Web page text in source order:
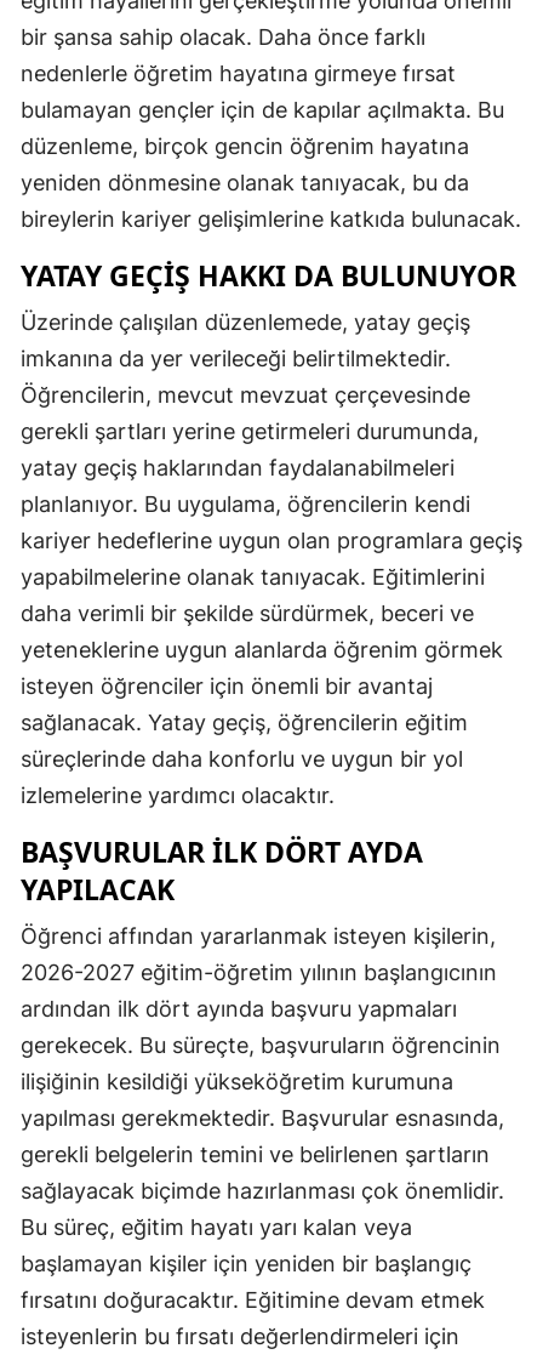
bir şansa sahip olacak. Daha önce farklı
nedenlerle öğretim hayatına girmeye fırsat
bulamayan gençler için de kapılar açılmakta. Bu
düzenleme, birçok gencin öğrenim hayatına
yeniden dönmesine olanak tanıyacak, bu da
bireylerin kariyer gelişimlerine katkıda bulunacak.
YATAY GEÇIŞ HAKKI DA BULUNUYOR
Üzerinde çalışılan düzenlemede, yatay geçiş
imkanına da yer verileceği belirtilmektedir.
Öğrencilerin, mevcut mevzuat çerçevesinde
gerekli şartları yerine getirmeleri durumunda,
yatay geçiş haklarından faydalanabilmeleri
planlanıyor. Bu uygulama, öğrencilerin kendi
kariyer hedeflerine uygun olan programlara geçiş
yapabilmelerine olanak tanıyacak. Eğitimlerini
daha verimli bir şekilde sürdürmek, beceri ve
yeteneklerine uygun alanlarda öğrenim görmek
isteyen öğrenciler için önemli bir avantaj
sağlanacak. Yatay geçiş, öğrencilerin eğitim
süreçlerinde daha konforlu ve uygun bir yol
izlemelerine yardımcı olacaktır.
BAŞVURULAR İLK DÖRT AYDA
YAPILACAK
Öğrenci affından yararlanmak isteyen kişilerin,
2026-2027 eğitim-öğretim yılının başlangıcının
ardından ilk dört ayında başvuru yapmaları
gerekecek. Bu süreçte, başvuruların öğrencinin
ilişiğinin kesildiği yükseköğretim kurumuna
yapılması gerekmektedir. Başvurular esnasında,
gerekli belgelerin temini ve belirlenen şartların
sağlayacak biçimde hazırlanması çok önemlidir.
Bu süreç, eğitim hayatı yarı kalan veya
başlamayan kişiler için yeniden bir başlangıç
fırsatını doğuracaktır. Eğitimine devam etmek
isteyenlerin bu fırsatı değerlendirmeleri için